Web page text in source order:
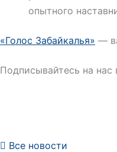
опытного
«Голос Забайкалья» —
Подписывайтесь на
Все новости